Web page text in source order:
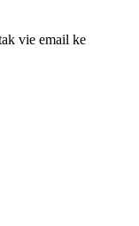
vie email ke